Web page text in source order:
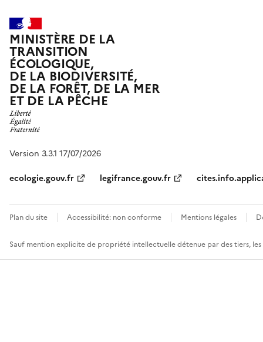
MINISTÈRE DE LA
TRANSITION
ÉCOLOGIQUE,
DE LA BIODIVERSITÉ,
DE LA FORÊT, DE LA MER
ET DE LA PÊCHE
Version 3.3.1 17/07/2026
ecologie.gouv.fr
legifrance.gouv.fr
Plan du site Accessibilité: non conforme Mentions légales
Sauf mention explicite de propriété intellectuelle détenue par des tiers,